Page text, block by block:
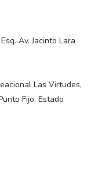
Av. Jacinto Lara
Las Virtudes,
Fijo. Estado